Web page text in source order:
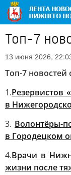
Топ-7
13 июня 2026,
Топ-7 новостей
1.Резервистов
в
3. Волонтёры-
в Городецком
4.Врачи в
жизни после